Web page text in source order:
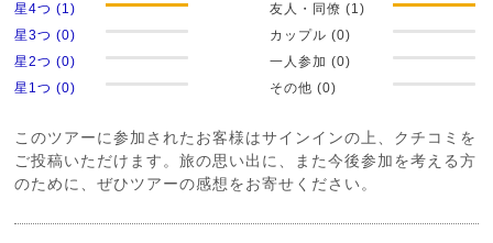
星4つ (1)
星3つ (0)
星2つ (0)
星1つ (0)
友人・同僚 (1)
カップル (0)
一人参加 (0)
その他 (0)
このツアーに参加されたお客様はサインインの上、クチコミを
ご投稿いただけます。旅の思い出に、また今後参加を考える方
のために、ぜひツアーの感想をお寄せください。